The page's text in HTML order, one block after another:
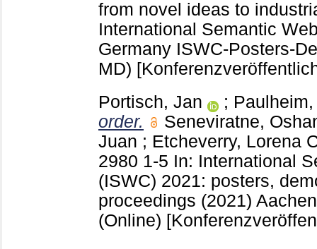
from novel ideas to
International Semantic
Germany ISWC-Posters-
MD)
Portisch, Jan
;
order.
Seneviratne,
Juan ; Etcheverry, Lorena
2980 1-5 In: International
(ISWC) 2021: posters,
proceedings (2021)
(Online)